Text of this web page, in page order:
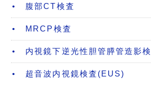
腹部CT検査
MRCP検査
内視鏡下逆光性胆管膵管造影
超音波内視鏡検査(EUS)